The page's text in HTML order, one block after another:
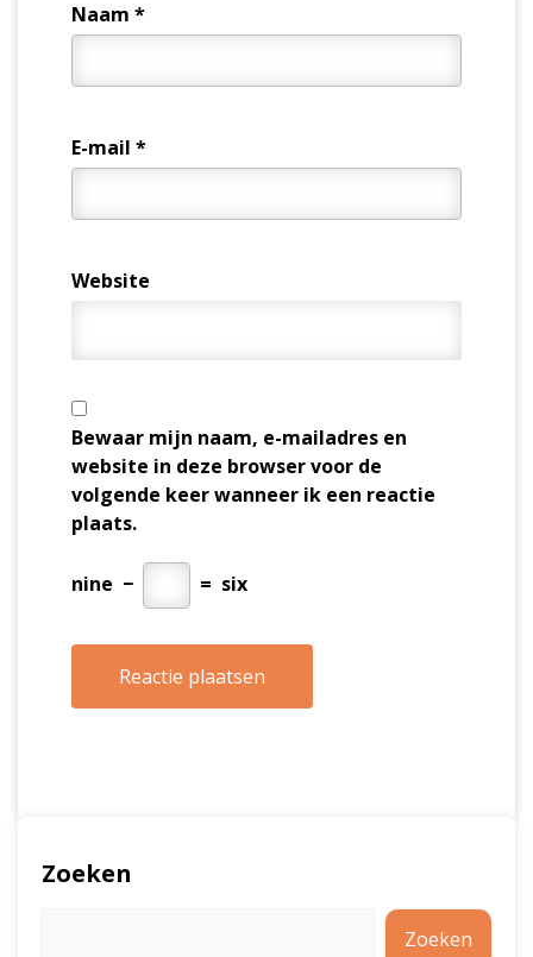
Naam *
E-mail *
Website
Bewaar mijn naam, e-mailadres en
website in deze browser voor de
volgende keer wanneer ik een reactie
plaats.
nine − = six
Zoeken
Zoeken